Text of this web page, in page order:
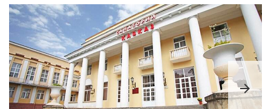
arrow_forward